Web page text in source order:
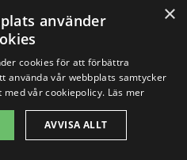
kundrecensioner är
bör vägas in
Genom att
får du möjlighet
och deras priser,
×
använder
cookies för att förbättra
använda vår webbplats samtycker
vår cookiepolicy. Läs mer
AVVISA ALLT